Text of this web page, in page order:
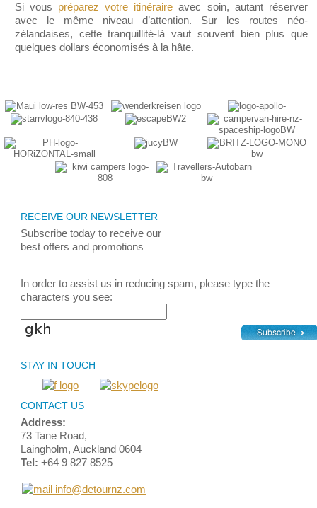
Si vous préparez votre itinéraire avec soin, autant réserver
avec le même niveau d’attention. Sur les routes néo-
zélandaises, cette tranquillité-là vaut souvent bien plus que
quelques dollars économisés à la hâte.
RECEIVE OUR NEWSLETTER
Subscribe today to receive our
best offers and promotions
In order to assist us in reducing spam, please type the
characters you see:
STAY IN TOUCH
CONTACT US
Address:
73 Tane Road,
Laingholm, Auckland 0604
Tel: +64 9 827 8525
info@detournz.com